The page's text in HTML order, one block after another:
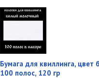
Бумага для квиллинга,
100 полос, 120 гр